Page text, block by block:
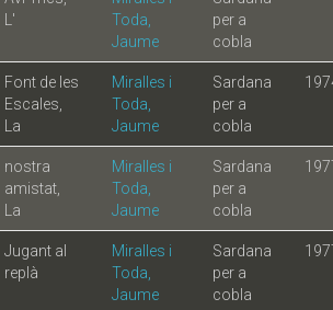
L'
Toda,
Jaume
per a
cobla
Font de les
Escales,
La
Miralles i
Toda,
Jaume
Sardana
per a
cobla
nostra
amistat,
La
Miralles i
Toda,
Jaume
Sardana
per a
cobla
Jugant al
replà
Miralles i
Toda,
Jaume
Sardana
per a
cobla